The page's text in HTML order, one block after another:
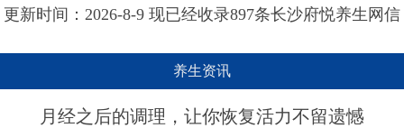
更新时间：2026-8-9 现已经收录897条长沙府悦养生网信
养生资讯
月经之后的调理，让你恢复活力不留遗憾